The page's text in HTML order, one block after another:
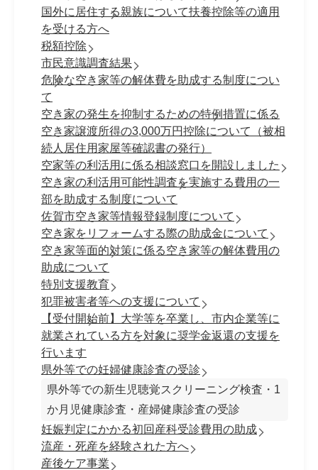
国外に居住する親族について扶養控除等の適用
を受ける方へ
税額控除
市民意識調査結果
危険な空き家等の解体費を助成する制度につい
て
空き家の発生を抑制するための特例措置に係る
空き家譲渡所得の3,000万円控除について（被相
続人居住用家屋等確認書の発行）
空家等の利活用に係る相談窓口を開設しました
空き家の利活用可能性調査を実施する費用の一
部を助成する制度について
佐賀市空き家等情報登録制度について
空き家をリフォームする際の助成金について
空き家等面的対策に係る空き家等の解体費用の
助成について
特別支援教育
犯罪被害者等への支援について
【受付開始前】大学等を卒業し、市内企業等に
就業されている方を対象に奨学金返還の支援を
行います
県外等での妊婦健康診査の受診
県外等での新生児聴覚スクリーニング検査・1
か月児健康診査・産婦健康診査の受診
妊娠判定にかかる初回産科受診費用の助成
流産・死産を経験された方へ
産後ケア事業